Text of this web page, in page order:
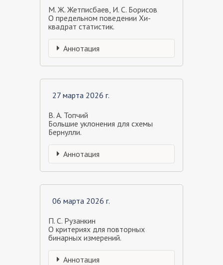
М. Ж. Жетписбаев, И. С. Борисов
О предельном поведении Хи-
квадрат статистик.
Аннотация
27 марта 2026 г.
В. А. Топчий
Большие уклонения для схемы
Бернулли.
Аннотация
06 марта 2026 г.
П. С. Рузанкин
О критериях для повторных
бинарных измерений.
Аннотация